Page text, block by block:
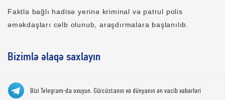
Faktla bağlı hadisə yerinə kriminal və patrul polis
əməkdaşları cəlb olunub, araşdırmalara başlanılıb.
Bizimlə əlaqə saxlayın
Bizi Telegram-da oxuyun. Gürcüstanın və dünyanın ən vacib xəbərləri